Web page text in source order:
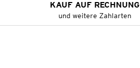
KAUF AUF RECHNUNG
und weitere Zahlarten